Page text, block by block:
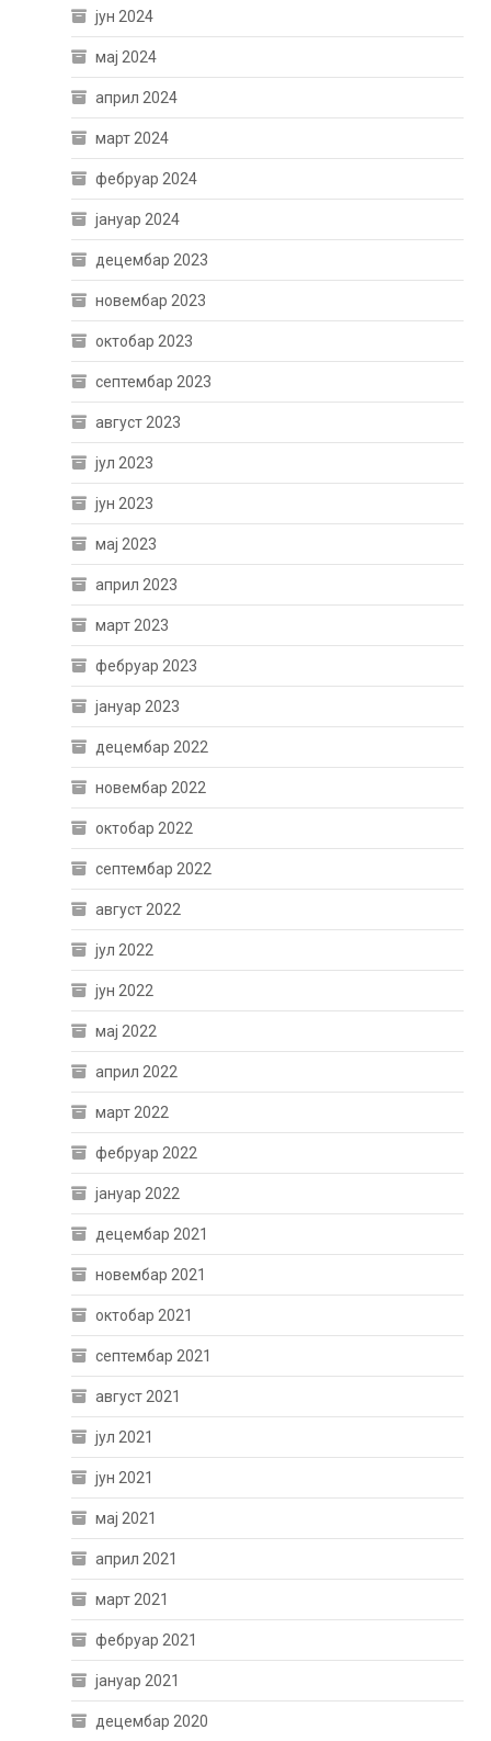
јун 2024
мај 2024
април 2024
март 2024
фебруар 2024
јануар 2024
децембар 2023
новембар 2023
октобар 2023
септембар 2023
август 2023
јул 2023
јун 2023
мај 2023
април 2023
март 2023
фебруар 2023
јануар 2023
децембар 2022
новембар 2022
октобар 2022
септембар 2022
август 2022
јул 2022
јун 2022
мај 2022
април 2022
март 2022
фебруар 2022
јануар 2022
децембар 2021
новембар 2021
октобар 2021
септембар 2021
август 2021
јул 2021
јун 2021
мај 2021
април 2021
март 2021
фебруар 2021
јануар 2021
децембар 2020